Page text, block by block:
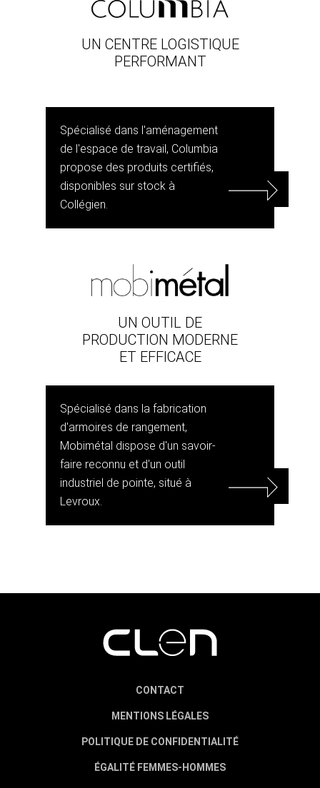
UN CENTRE LOGISTIQUE
PERFORMANT
Spécialisé dans l'aménagement
de l'espace de travail, Columbia
propose des produits certifiés,
disponibles sur stock à
Collégien.
UN OUTIL DE
PRODUCTION MODERNE
ET EFFICACE
Spécialisé dans la fabrication
d'armoires de rangement,
Mobimétal dispose d'un savoir-
faire reconnu et d'un outil
industriel de pointe, situé à
Levroux.
CONTACT
MENTIONS LÉGALES
POLITIQUE DE CONFIDENTIALITÉ
ÉGALITÉ FEMMES-HOMMES